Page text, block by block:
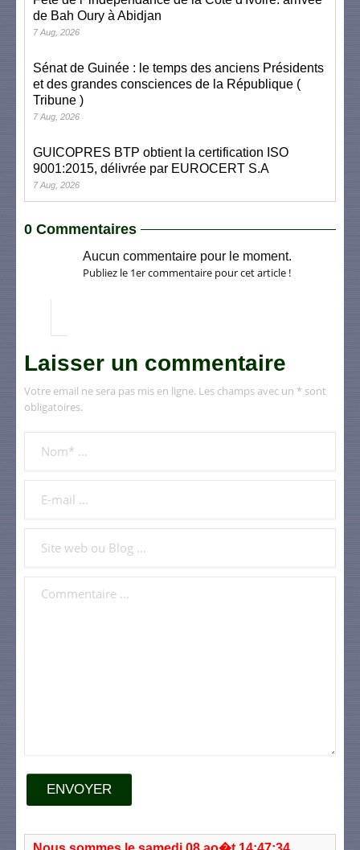
de Bah Oury à Abidjan
7 Aug, 2026
Sénat de Guinée : le temps des anciens Présidents
et des grandes consciences de la République (
Tribune )
7 Aug, 2026
GUICOPRES BTP obtient la certification ISO
9001:2015, délivrée par EUROCERT S.A
7 Aug, 2026
0 Commentaires
Aucun commentaire pour le moment.
Publiez le 1er commentaire pour cet article !
Laisser un commentaire
Votre email ne sera pas mis en ligne. Les champs avec un * sont
obligatoires.
ENVOYER